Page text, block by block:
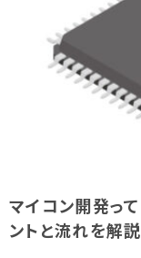
マイコン開発っ
ントと流れを解説